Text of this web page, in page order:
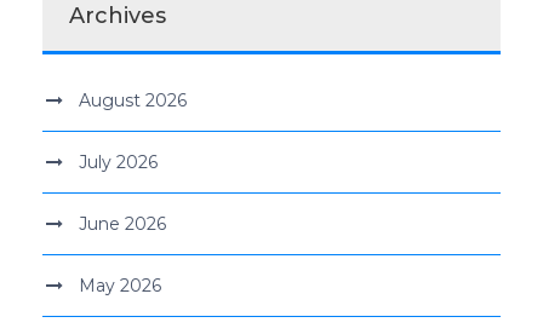
Archives
August 2026
July 2026
June 2026
May 2026